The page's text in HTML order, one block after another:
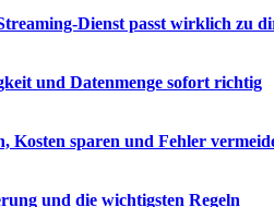
Dienst passt wirklich zu
und Datenmenge sofort richtig
sparen und Fehler
und die wichtigsten Regeln